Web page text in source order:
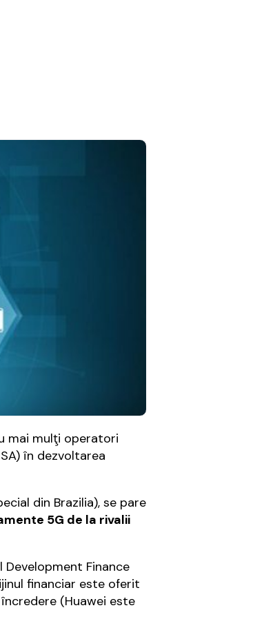
mai mulţi operatori
în dezvoltarea
din Brazilia), se pare
5G de la rivalii
Finance
financiar este oferit
(Huawei este